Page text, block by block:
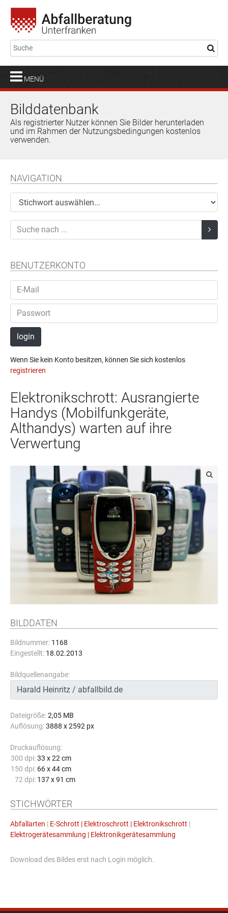
MENÜ
Bilddatenbank
Als registrierter Nutzer können Sie Bilder herunterladen
und im Rahmen der Nutzungsbedingungen kostenlos
verwenden.
NAVIGATION
BENUTZERKONTO
login
Wenn Sie kein Konto besitzen, können Sie sich kostenlos
registrieren
Elektronikschrott: Ausrangierte
Handys (Mobilfunkgeräte,
Althandys) warten auf ihre
Verwertung
BILDDATEN
Bildnummer: 1168
Eingestellt: 18.02.2013
Bildquellenangabe:
Dateigröße:2,05 MB
Auflösung:3888 x 2592 px
Druckauflösung:
300 dpi: 33 x 22 cm
150 dpi: 66 x 44 cm
72 dpi: 137 x 91 cm
STICHWÖRTER
Abfallarten | E-Schrott | Elektroschrott | Elektronikschrott |
Elektrogerätesammlung | Elektronikgerätesammlung
Download des Bildes erst nach Login möglich.